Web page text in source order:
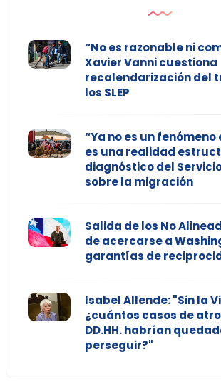
“No es razonable ni
Xavier Vanni cuestiona
recalendarización del
los SLEP
“Ya no es un
es una realidad
diagnóstico del
sobre la migración
Salida de los No
de acercarse a
garantías de
Isabel Allende: "Sin la
¿cuántos casos de
DD.HH. habrían
perseguir?"